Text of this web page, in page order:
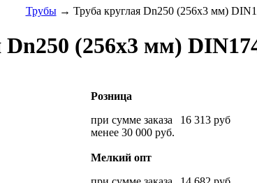
Трубы→ Труба круглая Dn250 (256х3 мм)
Dn250 (256х3 мм)
Розница
при сумме заказа
менее 30 000 руб.
16 313 руб
Мелкий опт